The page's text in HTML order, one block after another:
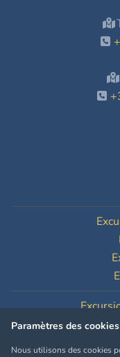
Paramètres des cookies
Nous utilisons des cookies